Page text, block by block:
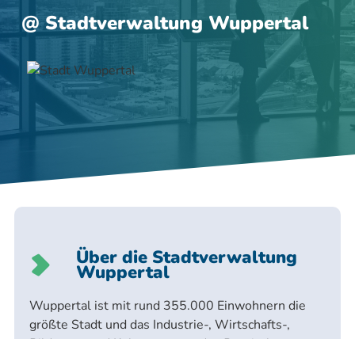
@ Stadtverwaltung Wuppertal
Über die Stadtverwaltung
Wuppertal
Wuppertal ist mit rund 355.000 Einwohnern die
größte Stadt und das Industrie-, Wirtschafts-,